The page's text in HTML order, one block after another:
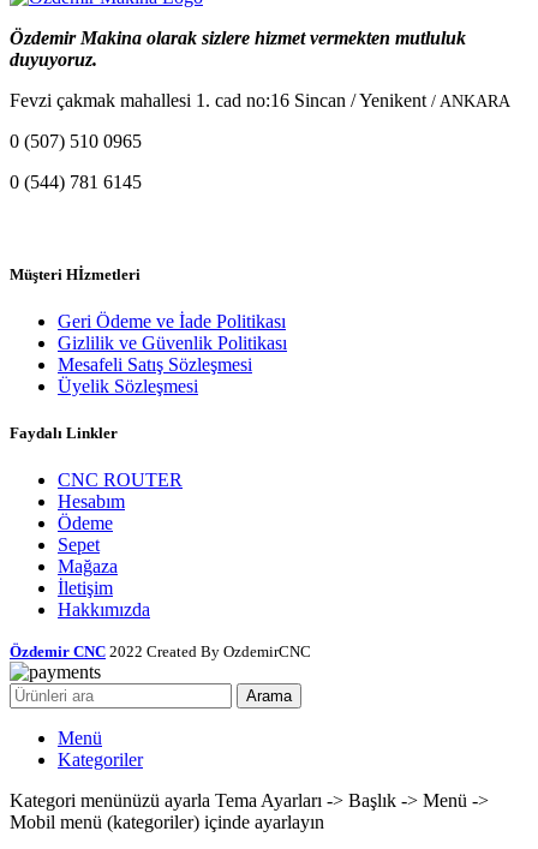
Özdemir Makina olarak sizlere hizmet vermekten mutluluk
duyuyoruz.
Fevzi çakmak mahallesi 1. cad no:16 Sincan / Yenikent / ANKARA
0 (507) 510 0965
0 (544) 781 6145
Müşteri Hİzmetleri
Geri Ödeme ve İade Politikası
Gizlilik ve Güvenlik Politikası
Mesafeli Satış Sözleşmesi
Üyelik Sözleşmesi
Faydalı Linkler
CNC ROUTER
Hesabım
Ödeme
Sepet
Mağaza
İletişim
Hakkımızda
Özdemir CNC 2022 Created By OzdemirCNC
Arama
Menü
Kategoriler
Kategori menünüzü ayarla Tema Ayarları -> Başlık -> Menü ->
Mobil menü (kategoriler) içinde ayarlayın